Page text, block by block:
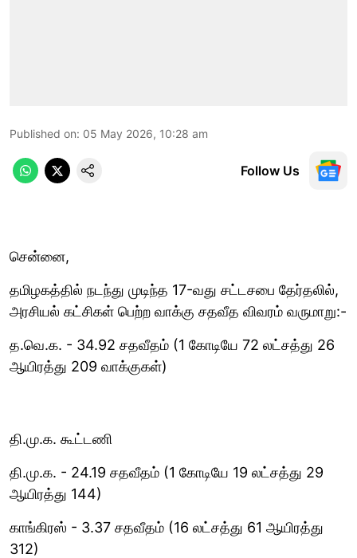
Published on: 05 May 2026, 10:28 am
Follow Us
சென்னை,
தமிழகத்தில் நடந்து முடிந்த 17-வது சட்டசபை தேர்தலில்,
அரசியல் கட்சிகள் பெற்ற வாக்கு சதவீத விவரம் வருமாறு:-
த.வெ.க. - 34.92 சதவீதம் (1 கோடியே 72 லட்சத்து 26
ஆயிரத்து 209 வாக்குகள்)
தி.மு.க. கூட்டணி
தி.மு.க. - 24.19 சதவீதம் (1 கோடியே 19 லட்சத்து 29
ஆயிரத்து 144)
காங்கிரஸ் - 3.37 சதவீதம் (16 லட்சத்து 61 ஆயிரத்து
312)